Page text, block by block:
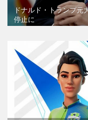
ドナルド・トランプ元
停止に